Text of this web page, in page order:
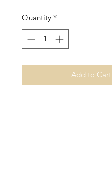
Quantity *
Add to Cart